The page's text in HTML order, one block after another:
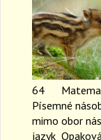
64
Písemné
mimo obor
jazyk